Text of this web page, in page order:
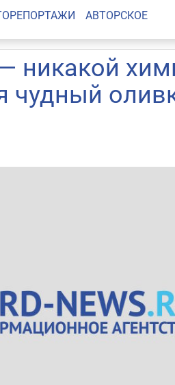
АВТОРСКОЕ
никакой
чудный